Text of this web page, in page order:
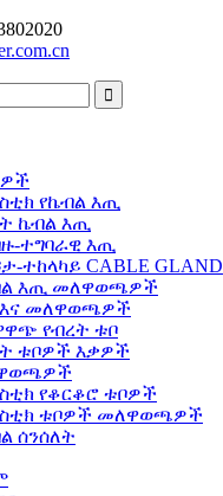
የኬብል እጢ
ኬብል እጢ
ተግባራዊ እጢ
ተከላካይ CABLE GLAND
እጢ መለዋወጫዎች
እና መለዋወጫዎች
የብረት ቱቦ
ቱቦዎች እቃዎች
የቆርቆሮ ቱቦዎች
ቱቦዎች መለዋወጫዎች
ሰንሰለት